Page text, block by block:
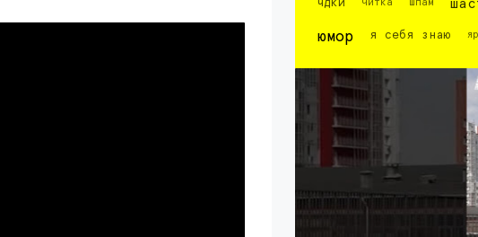
чдки читка шпам
юмор я себя знаю